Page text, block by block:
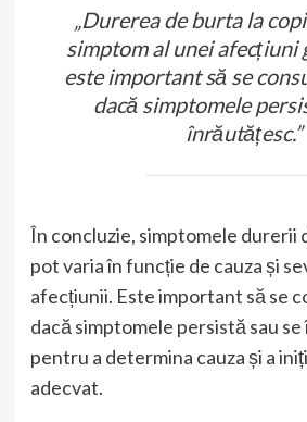
„Durerea de burta la
simptom al unei afecțiuni
este important să se
dacă simptomele
înrăutățesc.”
În concluzie, simptomele durerii
pot varia în funcție de cauza și
afecțiunii. Este important să se
dacă simptomele persistă sau
pentru a determina cauza și a
adecvat.